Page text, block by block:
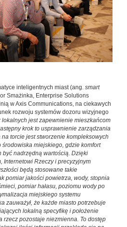
inteligentnych miast (ang. smart
Smażinka, Enterprise Solutions
w Axis Communications, na ciekawych
rozwoju systemów dozoru wizyjnego
lokalnych jest zapewnienie mieszkańcom
krok to usprawnienie zarządzania
torcie jest stworzenie kompleksowych
miejskiego, gdzie komfort
nadrzędną wartością. Dzięki
Internetowi Rzeczy i precyzyjnym
będą stosowane takie
pomiar jakości powietrza, wody, stopnia
pomiar hałasu, poziomu wody po
miejskiego systemu
zauważył, że każde miasto potrzebuje
lokalną specyfikę i położenie
rzecz pozostaje niezmienna. To dostęp